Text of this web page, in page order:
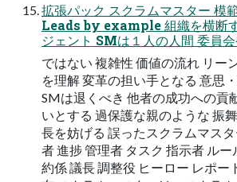
拡張パック スクラムマスター 模
Leads by example 組織を横断
ジェント SMは１人の人間 委員
ではない 複雑性 価値の流れ リー
を理解 変革の担い手となる 意思
SMは退くべき 他者の成功への貢
いとする 過保護な親のような 振
長を妨げる 誤ったスクラムマス
者 進捗 管理者 タスク 指示者 ル
約係 議長 調整役 ヒーロー レポー